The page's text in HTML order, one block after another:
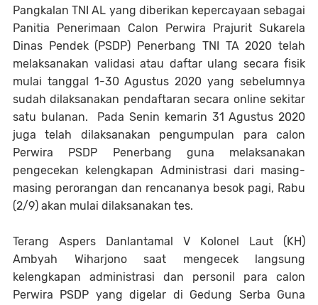
Pangkalan TNI AL yang diberikan kepercayaan sebagai
Panitia Penerimaan Calon Perwira Prajurit Sukarela
Dinas Pendek (PSDP) Penerbang TNI TA 2020 telah
melaksanakan validasi atau daftar ulang secara fisik
mulai tanggal 1-30 Agustus 2020 yang sebelumnya
sudah dilaksanakan pendaftaran secara online sekitar
satu bulanan. Pada Senin kemarin 31 Agustus 2020
juga telah dilaksanakan pengumpulan para calon
Perwira PSDP Penerbang guna melaksanakan
pengecekan kelengkapan Administrasi dari masing-
masing perorangan dan rencananya besok pagi, Rabu
(2/9) akan mulai dilaksanakan tes.
Terang Aspers Danlantamal V Kolonel Laut (KH)
Ambyah Wiharjono saat mengecek langsung
kelengkapan administrasi dan personil para calon
Perwira PSDP yang digelar di Gedung Serba Guna